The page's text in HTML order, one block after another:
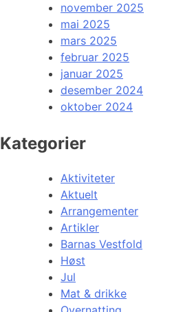
november 2025
mai 2025
mars 2025
februar 2025
januar 2025
desember 2024
oktober 2024
Kategorier
Aktiviteter
Aktuelt
Arrangementer
Artikler
Barnas Vestfold
Høst
Jul
Mat & drikke